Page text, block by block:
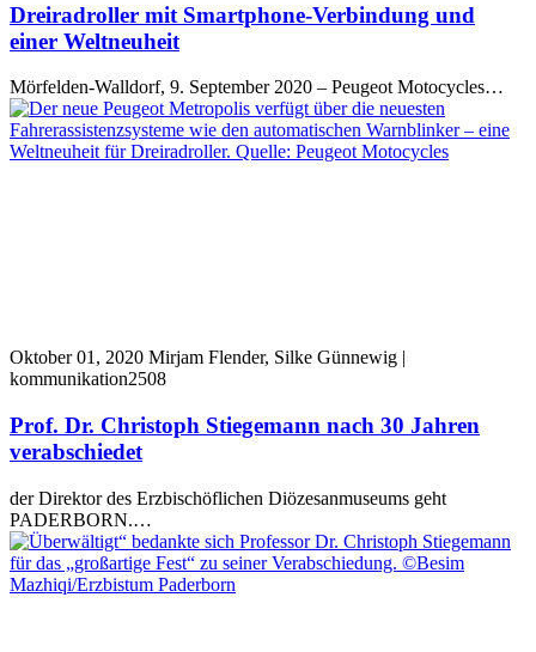
Dreiradroller mit Smartphone-Verbindung und
einer Weltneuheit
Mörfelden-Walldorf, 9. September 2020 – Peugeot Motocycles…
Oktober 01, 2020 Mirjam Flender, Silke Günnewig |
kommunikation2508
Prof. Dr. Christoph Stiegemann nach 30 Jahren
verabschiedet
der Direktor des Erzbischöflichen Diözesanmuseums geht
PADERBORN.…